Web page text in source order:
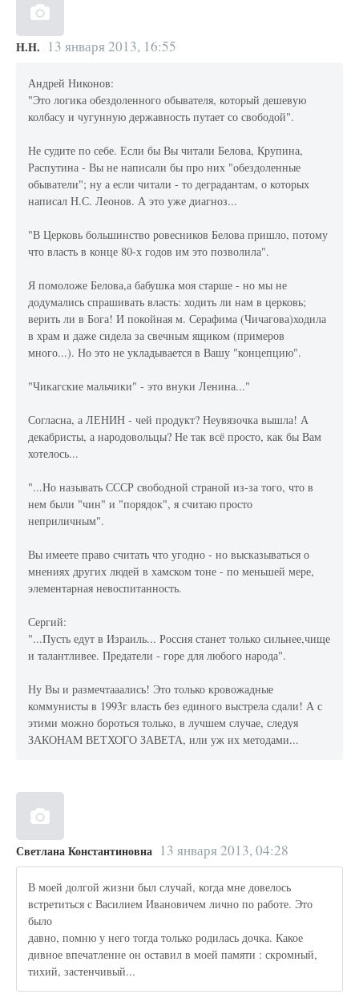
Н.Н. 13 января 2013, 16:55
Андрей Никонов:
"Это логика обездоленного обывателя, который дешевую
колбасу и чугунную державность путает со свободой".
Не судите по себе. Если бы Вы читали Белова, Крупина,
Распутина - Вы не написали бы про них "обездоленные
обыватели"; ну а если читали - то деградантам, о которых
написал Н.С. Леонов. А это уже диагноз...
"В Церковь большинство ровесников Белова пришло, потому
что власть в конце 80-х годов им это позволила".
Я помоложе Белова,а бабушка моя старше - но мы не
додумались спрашивать власть: ходить ли нам в церковь;
верить ли в Бога! И покойная м. Серафима (Чичагова)ходила
в храм и даже сидела за свечным ящиком (примеров
много...). Но это не укладывается в Вашу "концепцию".
"Чикагские мальчики" - это внуки Ленина..."
Согласна, а ЛЕНИН - чей продукт? Неувязочка вышла! А
декабристы, а народовольцы? Не так всё просто, как бы Вам
хотелось...
"...Но называть СССР свободной страной из-за того, что в
нем были "чин" и "порядок", я считаю просто
неприличным".
Вы имеете право считать что угодно - но высказываться о
мнениях других людей в хамском тоне - по меньшей мере,
элементарная невоспитанность.
Сергий:
"...Пусть едут в Израиль... Россия станет только сильнее,чище
и талантливее. Предатели - горе для любого народа".
Ну Вы и размечтааались! Это только кровожадные
коммунисты в 1993г власть без единого выстрела сдали! А с
этими можно бороться только, в лучшем случае, следуя
ЗАКОНАМ ВЕТХОГО ЗАВЕТА, или уж их методами...
Светлана Константиновна 13 января 2013, 04:28
В моей долгой жизни был случай, когда мне довелось
встретиться с Василием Ивановичем лично по работе. Это
было
давно, помню у него тогда только родилась дочка. Какое
дивное впечатление он оставил в моей памяти : скромный,
тихий, застенчивый...